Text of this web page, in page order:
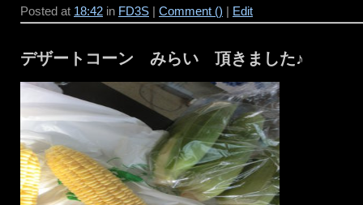
Posted at 18:42 in FD3S | Comment () | Edit
デザートコーン みらい 頂きました♪